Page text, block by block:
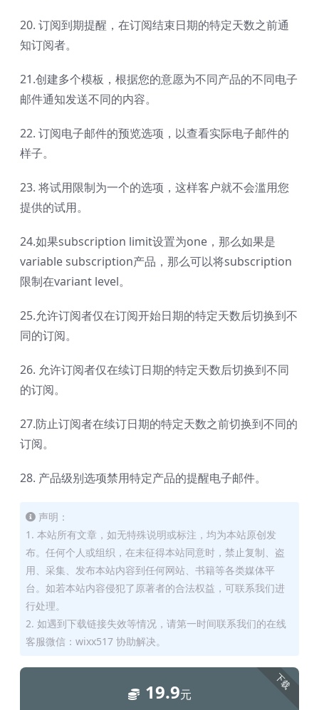
20. 订阅到期提醒，在订阅结束日期的特定天数之前通
知订阅者。
21.创建多个模板，根据您的意愿为不同产品的不同电子
邮件通知发送不同的内容。
22. 订阅电子邮件的预览选项，以查看实际电子邮件的
样子。
23. 将试用限制为一个的选项，这样客户就不会滥用您
提供的试用。
24.如果subscription limit设置为one，那么如果是
variable subscription产品，那么可以将subscription
限制在variant level。
25.允许订阅者仅在订阅开始日期的特定天数后切换到不
同的订阅。
26. 允许订阅者仅在续订日期的特定天数后切换到不同
的订阅。
27.防止订阅者在续订日期的特定天数之前切换到不同的
订阅。
28. 产品级别选项禁用特定产品的提醒电子邮件。
声明：
1. 本站所有文章，如无特殊说明或标注，均为本站原创发
布。任何个人或组织，在未征得本站同意时，禁止复制、盗
用、采集、发布本站内容到任何网站、书籍等各类媒体平
台。如若本站内容侵犯了原著者的合法权益，可联系我们进
行处理。
2. 如遇到下载链接失效等情况，请第一时间联系我们的在线
客服微信：wixx517 协助解决。
下载
19.9元